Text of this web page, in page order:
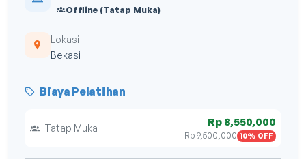
Offline (Tatap Muka)
Lokasi
Bekasi
Biaya Pelatihan
Tatap Muka Rp 8,550,000
Rp 9,500,000 10% OFF